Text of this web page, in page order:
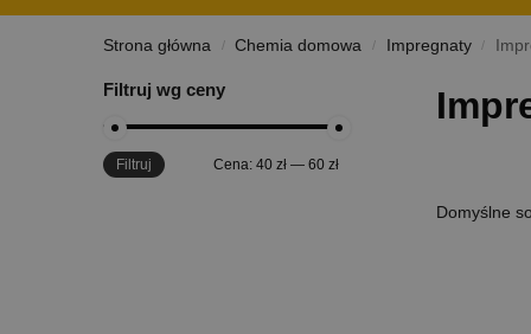
Strona główna / Chemia domowa / Impregnaty /
Filtruj wg ceny
Filtruj Cena: 40 zł— 60 zł